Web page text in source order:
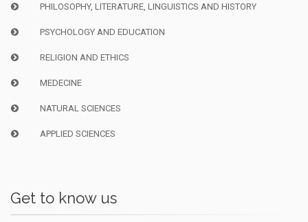
PHILOSOPHY, LITERATURE, LINGUISTICS AND HISTORY
PSYCHOLOGY AND EDUCATION
RELIGION AND ETHICS
MEDECINE
NATURAL SCIENCES
APPLIED SCIENCES
Get to know us